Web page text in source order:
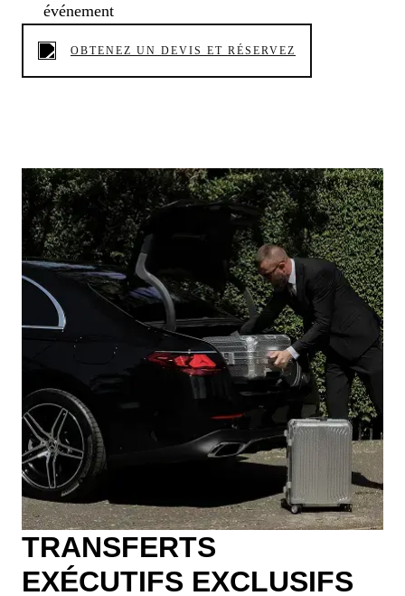
événement
OBTENEZ UN DEVIS ET RÉSERVEZ
TRANSFERTS
EXÉCUTIFS EXCLUSIFS